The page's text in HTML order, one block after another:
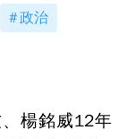
政治
楊銘威12年